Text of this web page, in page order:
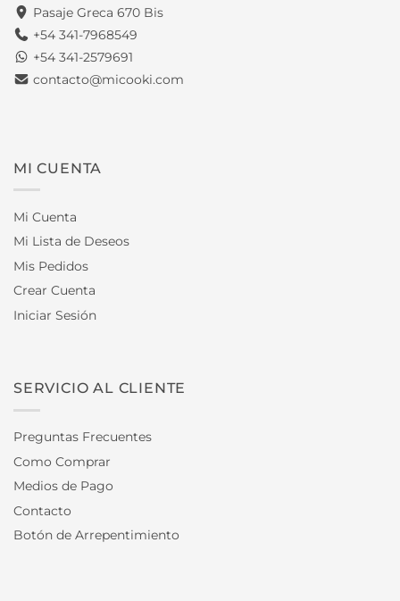
Pasaje Greca 670 Bis
+54 341-7968549
+54 341-2579691
contacto@micooki.com
MI CUENTA
Mi Cuenta
Mi Lista de Deseos
Mis Pedidos
Crear Cuenta
Iniciar Sesión
SERVICIO AL CLIENTE
Preguntas Frecuentes
Como Comprar
Medios de Pago
Contacto
Botón de Arrepentimiento